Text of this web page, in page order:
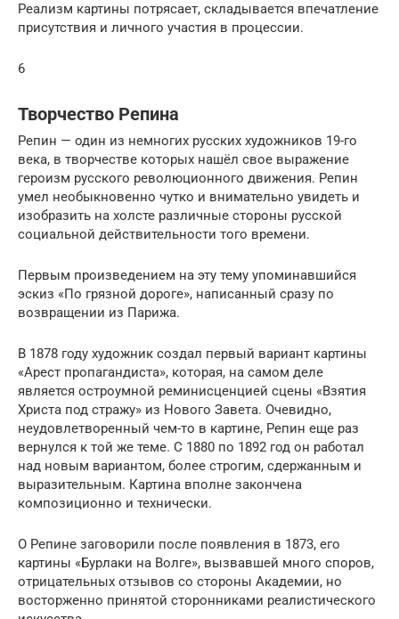
Реализм картины потрясает, складывается впечатление
присутствия и личного участия в процессии.
6
Творчество Репина
Репин — один из немногих русских художников 19-го
века, в творчестве которых нашёл свое выражение
героизм русского революционного движения. Репин
умел необыкновенно чутко и внимательно увидеть и
изобразить на холсте различные стороны русской
социальной действительности того времени.
Первым произведением на эту тему упоминавшийся
эскиз «По грязной дороге», написанный сразу по
возвращении из Парижа.
В 1878 году художник создал первый вариант картины
«Арест пропагандиста», которая, на самом деле
является остроумной реминисценцией сцены «Взятия
Христа под стражу» из Нового Завета. Очевидно,
неудовлетворенный чем-то в картине, Репин еще раз
вернулся к той же теме. С 1880 по 1892 год он работал
над новым вариантом, более строгим, сдержанным и
выразительным. Картина вполне закончена
композиционно и технически.
О Репине заговорили после появления в 1873, его
картины «Бурлаки на Волге», вызвавшей много споров,
отрицательных отзывов со стороны Академии, но
восторженно принятой сторонниками реалистического